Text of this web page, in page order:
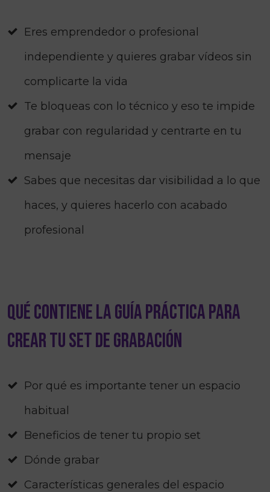
Eres emprendedor o profesional
independiente y quieres grabar vídeos sin
complicarte la vida
Te bloqueas con lo técnico y eso te impide
grabar con regularidad y centrarte en tu
mensaje
Sabes que necesitas dar visibilidad a lo que
haces, y quieres hacerlo con acabado
profesional
Qué contiene la Guía Práctica para
Crear tu Set de Grabación
Por qué es importante tener un espacio
habitual
Beneficios de tener tu propio set
Dónde grabar
Características generales del espacio